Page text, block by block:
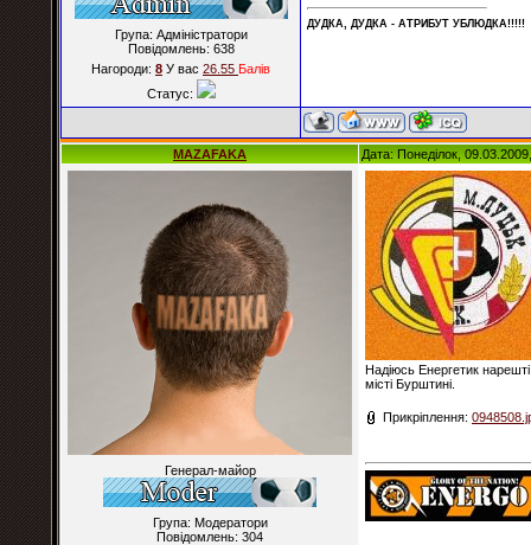
Група: Адміністратори
Повідомлень: 638
Нагороди: 8 У вас 26.55 Балiв
Статус:
ДУДКА, ДУДКА - АТРИБУT УБЛЮДКА!!!!!
MAZAFAKA Дата: Понеділок,
Генерал-майор
Група: Модератори
Повідомлень: 304
Надіюсь Енергетик
місті Бурштині.
Прикріплення: